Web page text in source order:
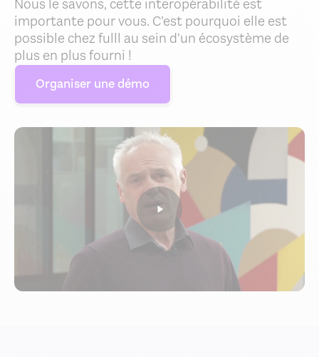
Nous le savons, cette interopérabilité est
importante pour vous. C’est pourquoi elle est
possible chez fulll au sein d’un écosystème de
plus en plus fourni !
Organiser une démo